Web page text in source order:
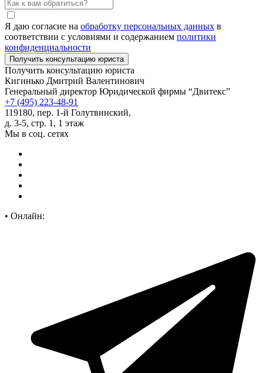
Я даю согласие на обработку персональных данных в
соответствии с условиями и содержанием политики
конфиденциальности
Получить консультацию юриста
Кигинько Дмитрий Валентинович
Генеральный директор Юридической фирмы “Двитекс”
+7 (495) 223-48-91
119180, пер. 1-й Голутвинский,
д. 3-5, стр. 1, 1 этаж
Мы в соц. сетях
• Онлайн: